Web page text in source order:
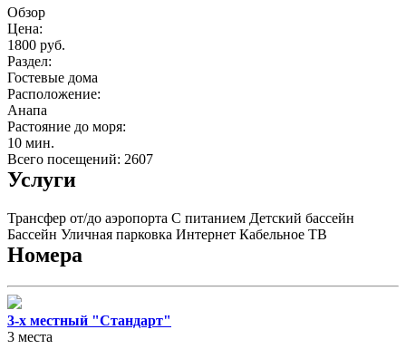
Обзор
Цена:
1800 руб.
Раздел:
Гостевые дома
Расположение:
Анапа
Растояние до моря:
10 мин.
Всего посещений: 2607
Услуги
Трансфер от/до аэропорта С питанием Детский бассейн
Бассейн Уличная парковка Интернет Кабельное ТВ
Номера
3-х местный "Стандарт"
3 места